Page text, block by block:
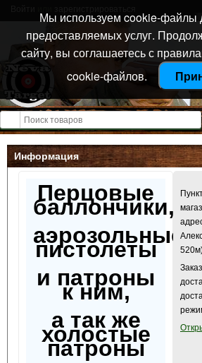
Открыть меню
Информация
Перцовые
баллончики,
аэрозольные
пистолеты
и патроны
к ним,
а так же
холостые
патроны
Мы используем cookie-файлы
предоставляемых услуг.
сайту, вы соглашаетесь с
cookie-файлов.